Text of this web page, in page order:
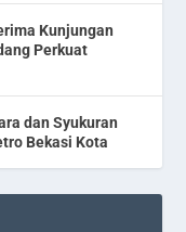
Kunjungan
Perkuat
dan Syukuran
Bekasi Kota